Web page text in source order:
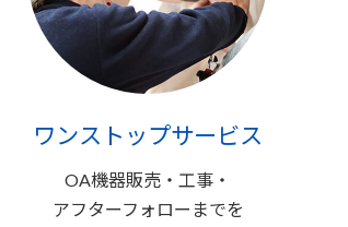
ワンストップサービス
OA機器販売・工事・
アフターフォローまでを